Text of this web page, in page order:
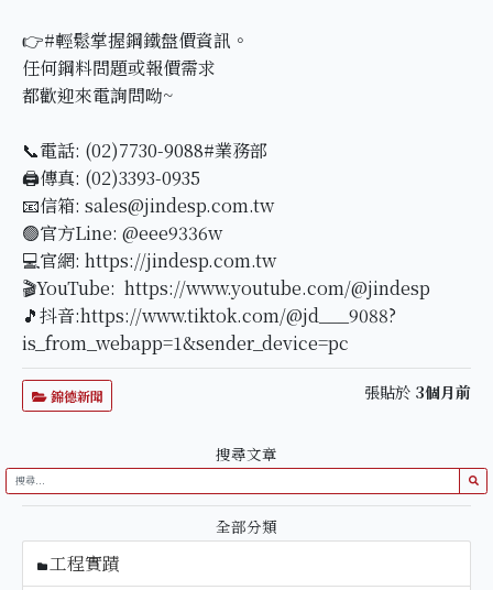
👉#輕鬆掌握鋼鐵盤價資訊。
任何鋼料問題或報價需求
都歡迎來電詢問呦~
📞電話: (02)7730-9088#業務部
🖨傳真: (02)3393-0935
📧信箱: sales@jindesp.com.tw
🟢官方Line: @eee9336w
💻官網: https://jindesp.com.tw
🎬YouTube: https://www.youtube.com/@jindesp
🎵抖音:https://www.tiktok.com/@jd___9088?
is_from_webapp=1&sender_device=pc
錦德新聞 張貼於 3個月前
搜尋文章
全部分類
工程實蹟